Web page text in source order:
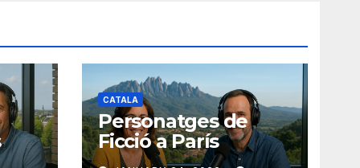
CATALA
Personatges de
Ficció a París